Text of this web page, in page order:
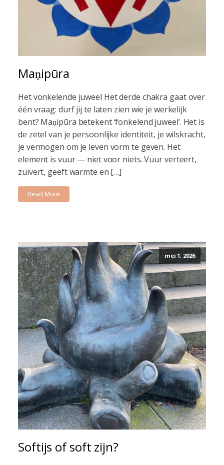
Maṇipūra
Het vonkelende juweel Het derde chakra gaat over
één vraag: durf jij te laten zien wie je werkelijk
bent? Maṇipūra betekent ‘fonkelend juweel’. Het is
de zetel van je persoonlijke identiteit, je wilskracht,
je vermogen om je leven vorm te geven. Het
element is vuur — niet voor niets. Vuur verteert,
zuivert, geeft warmte en […]
Read More
mei 1, 2026
Softijs of soft zijn?